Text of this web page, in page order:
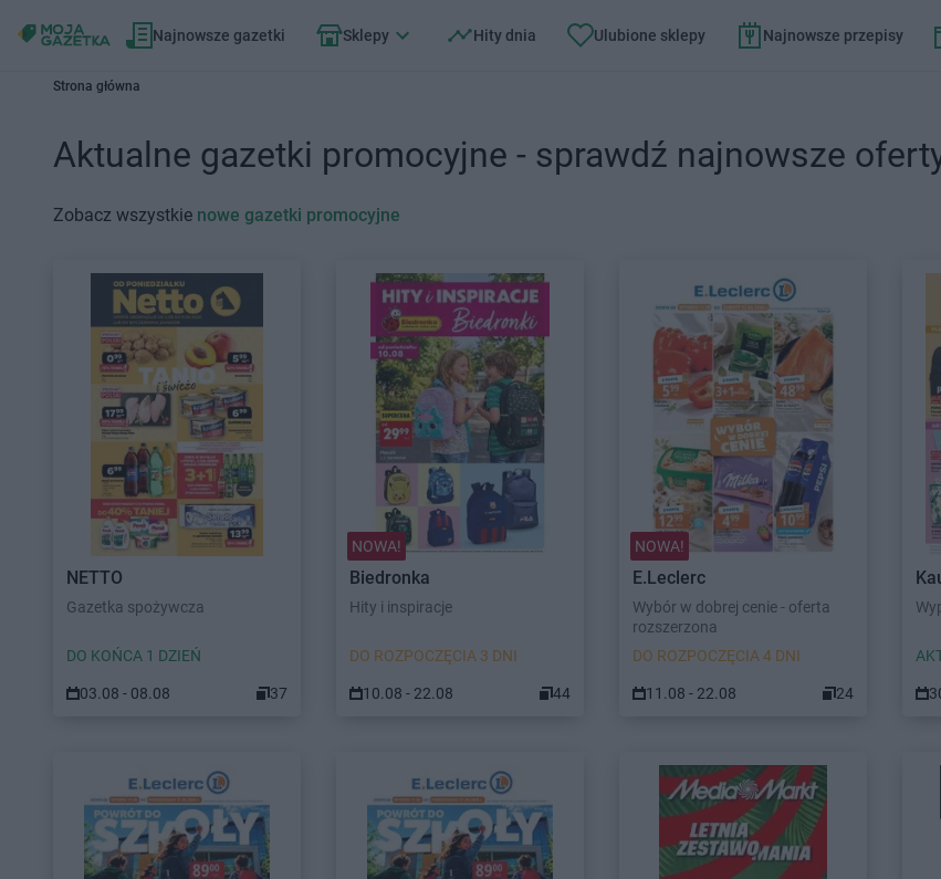
Najnowsze gazetki Sklepy Hity dnia Ulubione sklepy Najnowsze przepisy
Strona główna
Aktualne gazetki promocyjne - sprawdź najnowsze
Zobacz wszystkie nowe gazetki promocyjne
NETTO
Gazetka spożywcza
DO KOŃCA 1 DZIEŃ
03.08 - 08.08 37
NOWA!
Biedronka
Hity i inspiracje
DO ROZPOCZĘCIA 3 DNI
10.08 - 22.08 44
NOWA!
E.Leclerc
Wybór w dobrej cenie - oferta
rozszerzona
DO ROZPOCZĘCIA 4 DNI
11.08 - 22.08 24